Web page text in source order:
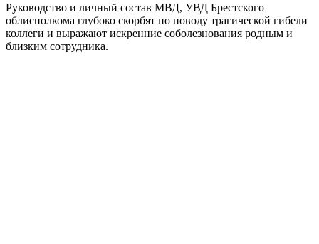
Руководство и личный состав МВД, УВД Брестского
облисполкома глубоко скорбят по поводу трагической гибели
коллеги и выражают искренние соболезнования родным и
близким сотрудника.